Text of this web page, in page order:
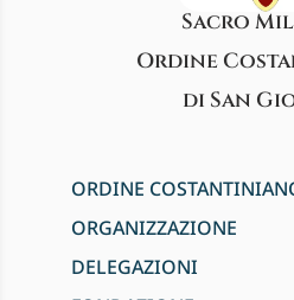
Sacro
Ordine
di San
ORDINE
ORGANIZZAZIONE
DELEGAZIONI